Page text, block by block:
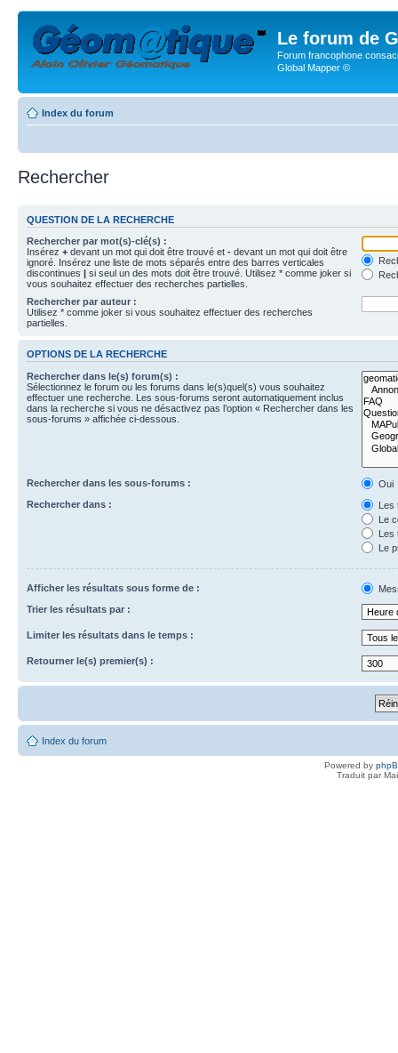
Le forum de
Forum francophone
Global Mapper ©
Index du forum
Rechercher
QUESTION DE LA RECHERCHE
Rechercher par mot(s)-clé(s) :
Insérez + devant un mot qui doit être trouvé et - devant un mot qui doit être
ignoré. Insérez une liste de mots séparés entre des barres verticales
discontinues | si seul un des mots doit être trouvé. Utilisez * comme joker si
vous souhaitez effectuer des recherches partielles.
Rechercher par auteur :
Utilisez * comme joker si vous souhaitez effectuer des recherches
partielles.
OPTIONS DE LA RECHERCHE
Rechercher dans le(s) forum(s) :
Sélectionnez le forum ou les forums dans le(s)quel(s) vous souhaitez
effectuer une recherche. Les sous-forums seront automatiquement inclus
dans la recherche si vous ne désactivez pas l’option « Rechercher dans les
sous-forums » affichée ci-dessous.
Rechercher dans les sous-forums :
Oui
Rechercher dans :
Les
Le
Les
Le
Afficher les résultats sous forme de :
Trier les résultats par :
Limiter les résultats dans le temps :
Retourner le(s) premier(s) :
Index du forum
Powered by
Traduit par